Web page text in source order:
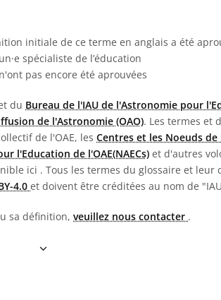
initiale de ce terme en anglais a été
spécialiste de l’éducation
pas encore été aprouvées
du Bureau de l'IAU de l'Astronomie pour
de l'Astronomie (OAO). Les termes et
de l'OAE, les Centres et les Noeuds de
l'Education de l'OAE(NAECs) et d'autres
ici . Tous les termes du glossaire et leur
4.0 et doivent être créditées au nom de
sa définition, veuillez nous contacter .